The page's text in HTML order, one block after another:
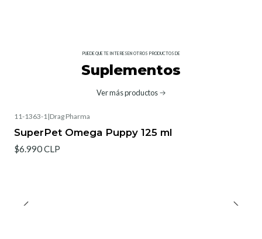
PUEDE QUE TE INTERESEN OTROS PRODUCTOS DE
Suplementos
Ver más productos
11-1363-1|Drag Pharma
SuperPet Omega Puppy 125 ml
$6.990 CLP